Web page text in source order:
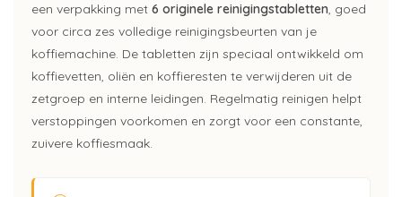
een verpakking met 6 originele reinigingstabletten, goed
voor circa zes volledige reinigingsbeurten van je
koffiemachine. De tabletten zijn speciaal ontwikkeld om
koffievetten, oliën en koffieresten te verwijderen uit de
zetgroep en interne leidingen. Regelmatig reinigen helpt
verstoppingen voorkomen en zorgt voor een constante,
zuivere koffiesmaak.